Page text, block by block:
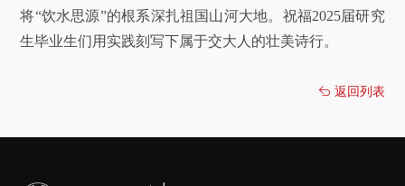
将“饮水思源”的根系深扎祖国山河大地。祝福2025届研究
生毕业生们用实践刻写下属于交大人的壮美诗行。
返回列表